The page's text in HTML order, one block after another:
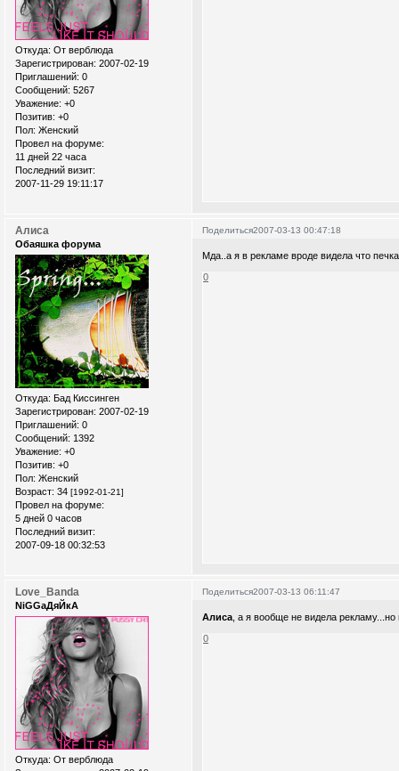
Откуда: От верблюда
Зарегистрирован: 2007-02-19
Приглашений: 0
Сообщений: 5267
Уважение: +0
Позитив: +0
Пол: Женский
Провел на форуме:
11 дней 22 часа
Последний визит:
2007-11-29 19:11:17
Поделиться2007-03-13 00:47:18
Алиса
Обаяшка форума
Откуда: Бад Киссинген
Зарегистрирован: 2007-02-19
Приглашений: 0
Сообщений: 1392
Уважение: +0
Позитив: +0
Пол: Женский
Возраст: 34 [1992-01-21]
Провел на форуме:
5 дней 0 часов
Последний визит:
2007-09-18 00:32:53
Мда..а я в рекламе вроде видела что
0
Поделиться2007-03-13 06:11:47
Love_Banda
NiGGaДяЙкА
Откуда: От верблюда
Алиса, а я вообще не видела
0